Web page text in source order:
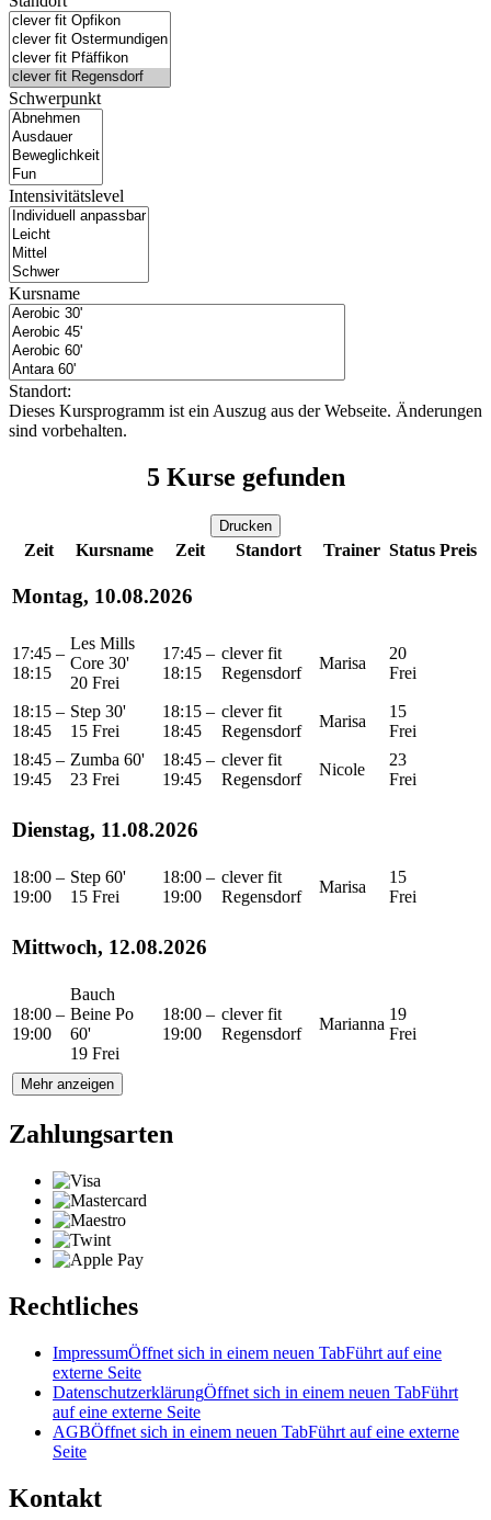
Schwerpunkt
Intensivitätslevel
Kursname
Standort:
Dieses Kursprogramm ist ein Auszug aus der Webseite. Änderungen
sind vorbehalten.
5Kurse gefunden
Drucken
Zeit Kursname Zeit Standort Trainer Status Preis
Montag, 10.08.2026
17:45 –
18:15
Les Mills
Core 30'
20 Frei
17:45 –
18:15
clever fit
Regensdorf
Marisa
20
Frei
18:15 –
18:45
Step 30'
15 Frei
18:15 –
18:45
clever fit
Regensdorf
Marisa
15
Frei
18:45 –
19:45
Zumba 60'
23 Frei
18:45 –
19:45
clever fit
Regensdorf
Nicole
23
Frei
Dienstag, 11.08.2026
18:00 –
19:00
Step 60'
15 Frei
18:00 –
19:00
clever fit
Regensdorf
Marisa
15
Frei
Mittwoch, 12.08.2026
18:00 –
19:00
Bauch
Beine Po
60'
19 Frei
18:00 –
19:00
clever fit
Regensdorf
Marianna
19
Frei
Mehr anzeigen
Zahlungsarten
Rechtliches
ImpressumÖffnet sich in einem neuen TabFührt auf eine
externe Seite
DatenschutzerklärungÖffnet sich in einem neuen TabFührt
auf eine externe Seite
AGBÖffnet sich in einem neuen TabFührt auf eine externe
Seite
Kontakt